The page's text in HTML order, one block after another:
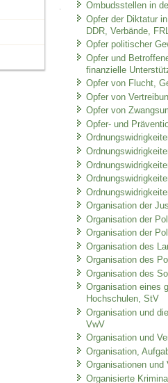
Ombudsstellen in
Opfer der Diktatur
DDR, Verbände,
Opfer politischer
Opfer und
finanzielle
Opfer von Flucht,
Opfer von
Opfer von
Opfer- und
Organisation der
Organisation der
Organisation der
Organisation des
Organisation des
Organisation des
Organisation eines
Hochschulen, StV
Organisation und
VwV
Organisation und
Organisation,
Organisationen und
Organisierte